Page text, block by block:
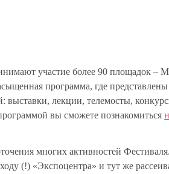
участие более 90 площадок –
программа, где представлены
выставки, лекции, телемосты,
вы сможете познакомиться
многих активностей Фестиваля.
(!) «Экспоцентра» и тут же